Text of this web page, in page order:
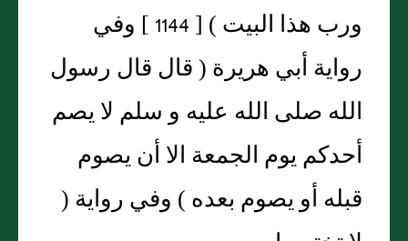
ورب هذا البيت ) [ 1144 ] وفي
رواية أبي هريرة ( قال قال رسول
الله صلى الله عليه و سلم لا يصم
أحدكم يوم الجمعة الا أن يصوم
قبله أو يصوم بعده ) وفي رواية (